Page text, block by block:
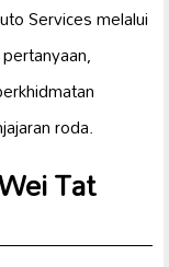
Services melalui
roda.
Tat